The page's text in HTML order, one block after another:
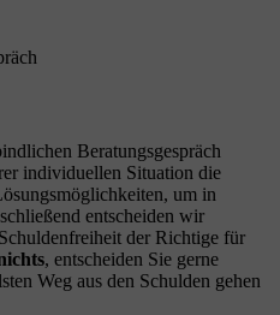
Beratungsgespräch
individuellen Situation die
um in
entscheiden wir
der Richtige für
, entscheiden Sie gerne
Weg aus den Schulden gehen